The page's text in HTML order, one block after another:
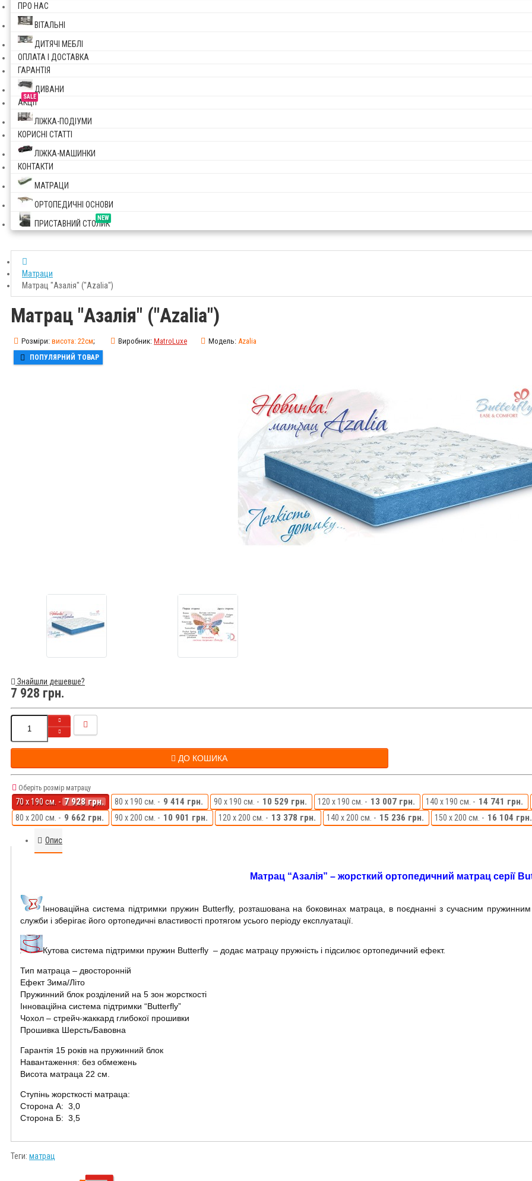
ПРО НАС
ВІТАЛЬНІ
ДИТЯЧІ МЕБЛІ
ОПЛАТА І ДОСТАВКА
ГАРАНТІЯ
ДИВАНИ
SALE
АКЦІЇ
ЛІЖКА-ПОДІУМИ
КОРИСНІ СТАТТІ
ЛІЖКА-МАШИНКИ
КОНТАКТИ
МАТРАЦИ
ОРТОПЕДИЧНІ ОСНОВИ
NEW
ПРИСТАВНИЙ СТОЛИК
Матраци
Матрац "Азалія" ("Azalia")
Матрац "Азалія" ("Azalia")
Розміри: висота: 22см; Виробник: MatroLuxe Модель: Azalia
ПОПУЛЯРНИЙ ТОВАР
Знайшли дешевше?
7 928 грн.
ДО КОШИКА
Оберіть розмір матрацу
70 x 190 см. - 7 928 грн. 80 x 190 см. - 9 414 грн. 90 x 190 см. - 10 529 грн. 120 x 190 см. - 13 007 грн. 140 x 190 см. - 14 741 грн.
80 x 200 см. - 9 662 грн. 90 x 200 см. - 10 901 грн. 120 x 200 см. - 13 378 грн. 140 x 200 см. - 15 236 грн. 150 x 200 см. - 16 104 грн.
Опис
Матрац “Азалія” – жорсткий ортопедичний матрац серії
Інноваційна система підтримки пружин Butterfly, розташована на боковинах матраца, в поєднанні з сучасним
служби і зберігає його ортопедичні властивості протягом усього періоду експлуатації.
Кутова система підтримки пружин Butterfly – додає матрацу пружність і підсилює ортопедичний ефект.
Тип матраца – двосторонній
Ефект Зима/Літо
Пружинний блок розділений на 5 зон жорсткості
Інноваційна система підтримки “Butterfly”
Чохол – стрейч-жаккард глибокої прошивки
Прошивка Шерсть/Бавовна
Гарантія 15 років на пружинний блок
Навантаження: без обмежень
Висота матраца 22 см.
Ступінь жорсткості матраца:
Сторона А: 3,0
Сторона Б: 3,5
Теги: матрац